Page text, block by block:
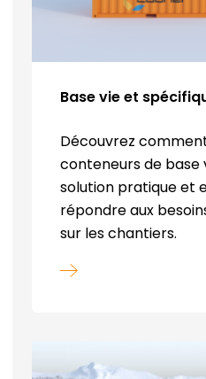
Base vie et
Découvrez
conteneurs de
solution pratique et
répondre aux
sur les chantiers.